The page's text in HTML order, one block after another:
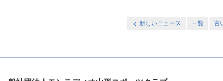
新しいニュース 一覧 古